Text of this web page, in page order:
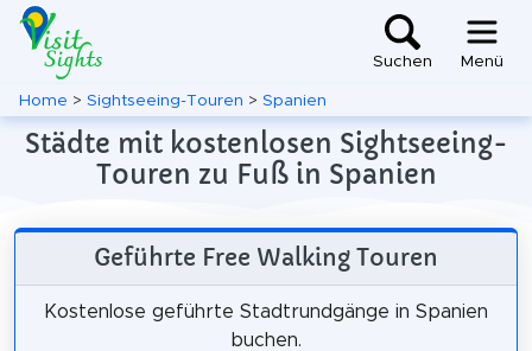
Suchen Menü
Home > Sightseeing-Touren > Spanien
Städte mit kostenlosen Sightseeing-
Touren zu Fuß in Spanien
Geführte Free Walking Touren
Kostenlose geführte Stadtrundgänge in Spanien
buchen.